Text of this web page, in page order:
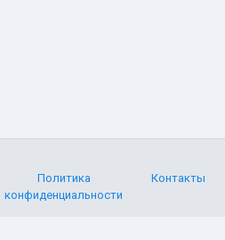
Политика
конфиденциальности
Контакты